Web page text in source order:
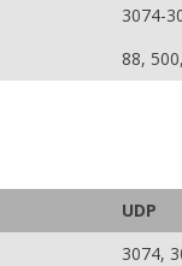
3074-
88,
UDP
3074,